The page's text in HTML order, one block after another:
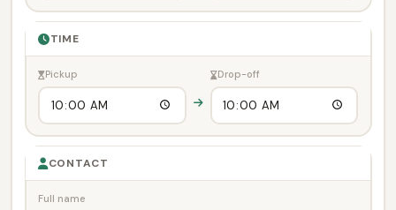
TIME
Pickup Drop-off
CONTACT
Full name